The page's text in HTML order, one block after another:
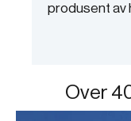
produsent av
Over